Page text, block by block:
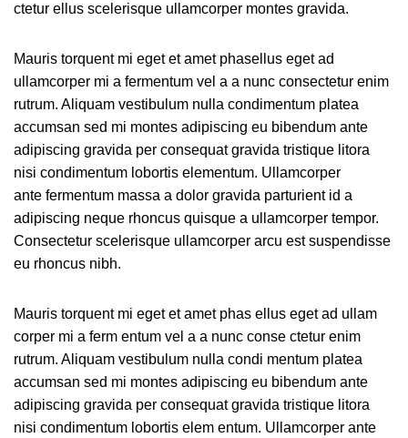
ctetur ellus scelerisque ullamcorper montes gravida.
Mauris torquent mi eget et amet phasellus eget ad
ullamcorper mi a fermentum vel a a nunc consectetur enim
rutrum. Aliquam vestibulum nulla condimentum platea
accumsan sed mi montes adipiscing eu bibendum ante
adipiscing gravida per consequat gravida tristique litora
nisi condimentum lobortis elementum. Ullamcorper
ante fermentum massa a dolor gravida parturient id a
adipiscing neque rhoncus quisque a ullamcorper tempor.
Consectetur scelerisque ullamcorper arcu est suspendisse
eu rhoncus nibh.
Mauris torquent mi eget et amet phas ellus eget ad ullam
corper mi a ferm entum vel a a nunc conse ctetur enim
rutrum. Aliquam vestibulum nulla condi mentum platea
accumsan sed mi montes adipiscing eu bibendum ante
adipiscing gravida per consequat gravida tristique litora
nisi condimentum lobortis elem entum. Ullamcorper ante